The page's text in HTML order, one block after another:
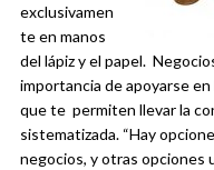
exclusivamen
te en manos
del lápiz y el papel.
importancia de apoyarse
que te permiten llevar la
sistematizada. “Hay
negocios, y otras opciones